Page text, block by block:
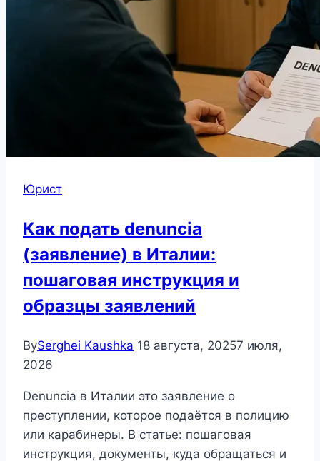
Юрист
Как подать denuncia
(заявление) в Италии:
пошаговая инструкция и
образцы заявлений
BySerghei Kaushka 18 августа, 20257 июля,
2026
Denuncia в Италии это заявление о
преступлении, которое подаётся в полицию
или карабинеры. В статье: пошаговая
инструкция, документы, куда обращаться и